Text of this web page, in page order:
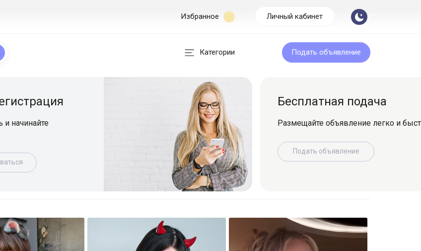
Избранное Личный кабинет
Категории Подать объявление
и начинайте
Бесплатная подача
Размещайте объявление легко и
Подать объявление